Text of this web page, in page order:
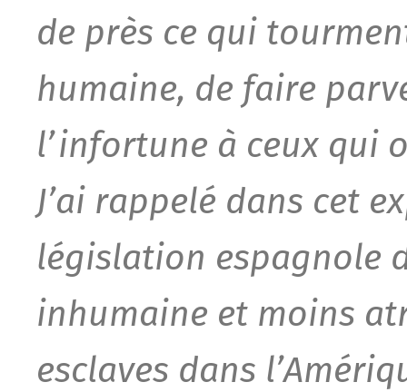
de près ce qui
humaine, de faire
l’infortune à ceux qui
J’ai rappelé dans cet
législation espagnole
inhumaine et moins
esclaves dans